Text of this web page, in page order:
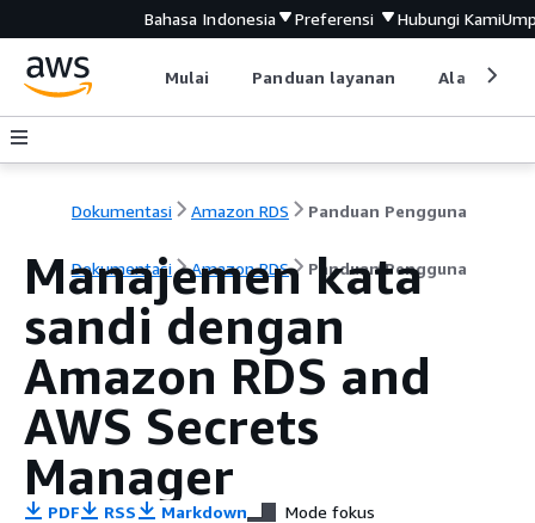
Bahasa Indonesia Preferensi Hubungi Kami
Mulai Panduan layanan Alat
Dokumentasi Amazon RDS Panduan Pengguna
Dokumentasi Amazon RDS Panduan Pengguna
Manajemen kata
sandi dengan
Amazon RDS and
AWS Secrets
Manager
PDF RSS Markdown Mode fokus